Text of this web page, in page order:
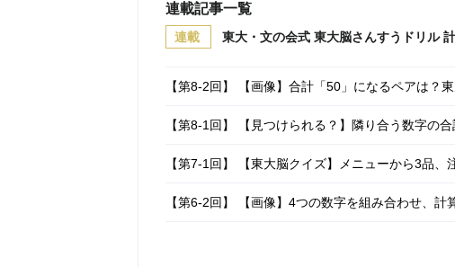
連載記事一覧
連載 東大・文の会式 東大脳さんすうドリル
【第8-2回】 【画像】合計「50」になるペアは？
【第8-1回】 【見つけられる？】隣り合う数字の
【第7-1回】 【東大脳クイズ】メニューから3品、
【第6-2回】 【画像】4つの数字を組み合わせ、計